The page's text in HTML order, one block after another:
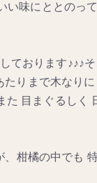
い味にととのっ
ております♪♪♪
りまで木なり
目まぐるしく
柑橘の中でも